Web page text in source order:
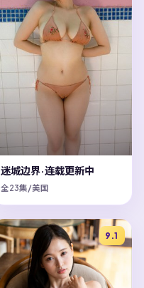
迷城边界·连载更新中
全23集/美国
9.1